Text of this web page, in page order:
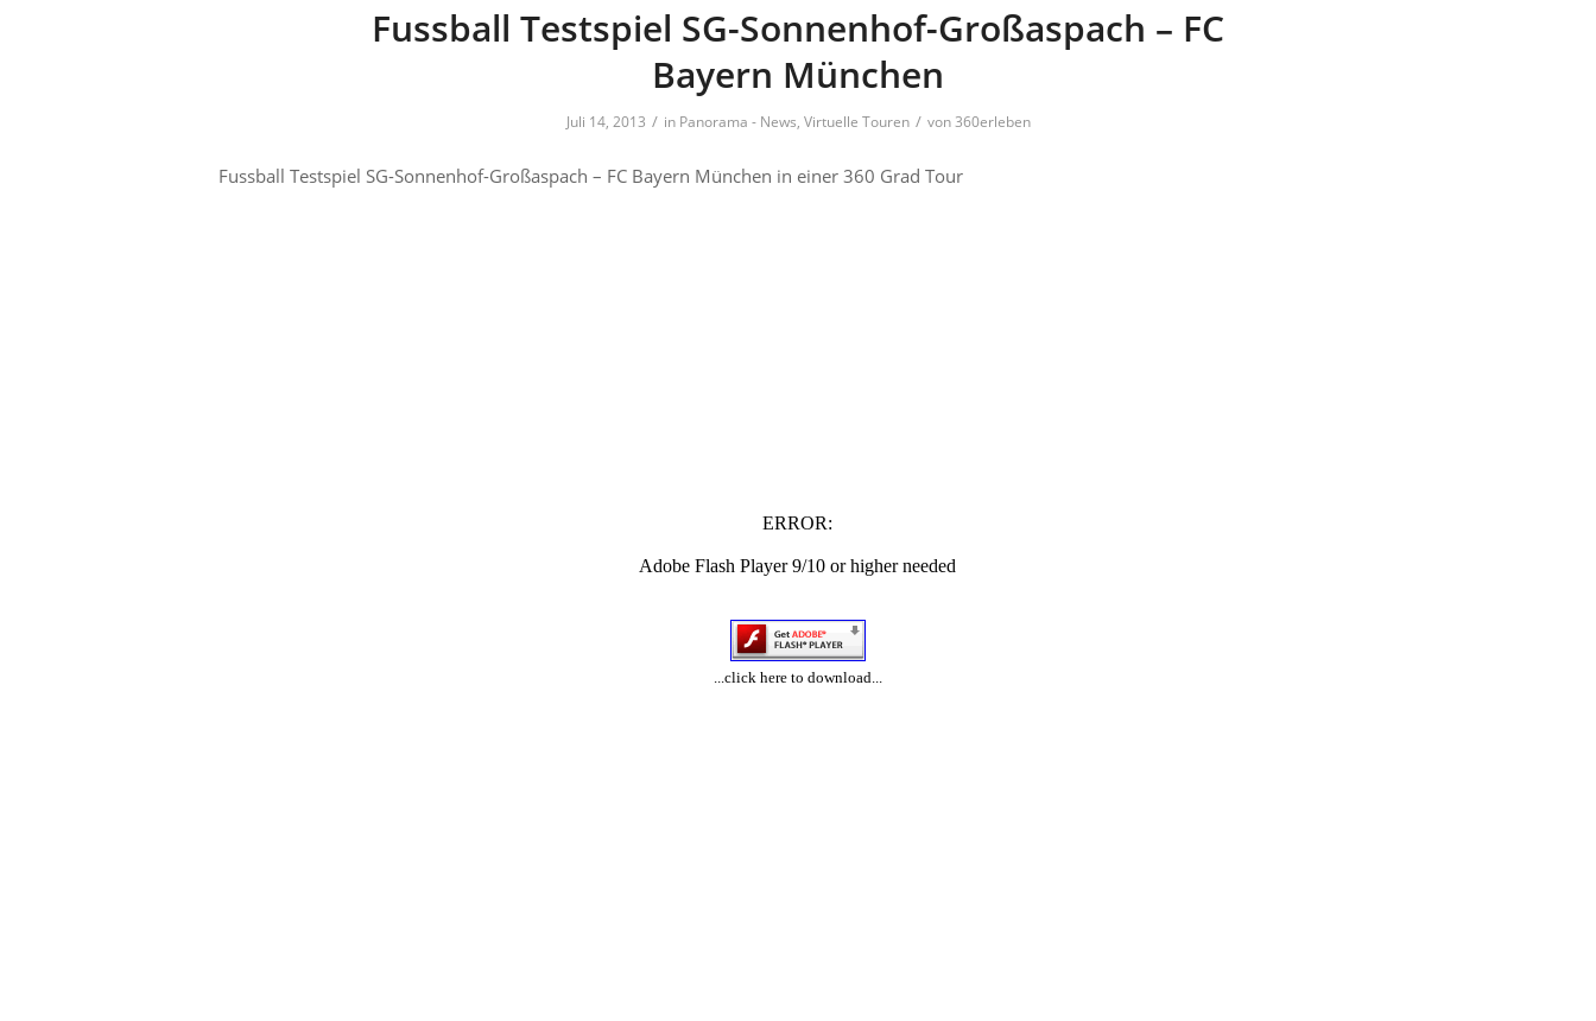
Fussball Testspiel SG-Sonnenhof-Großaspach – FC
Bayern München
Juli 14, 2013 / in Panorama - News, Virtuelle Touren / von360erleben
Fussball Testspiel SG-Sonnenhof-Großaspach – FC Bayern München in einer 360 Grad Tour